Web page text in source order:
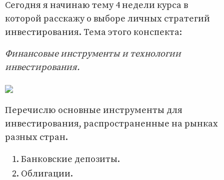
Сегодня я начинаю тему 4 недели курса в
которой расскажу о выборе личных стратегий
инвестирования. Тема этого конспекта:
Финансовые инструменты и технологии
инвестирования.
Перечислю основные инструменты для
инвестирования, распространенные на рынках
разных стран.
Банковские депозиты.
Облигации.